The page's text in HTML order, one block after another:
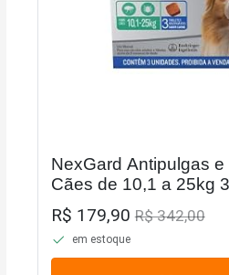
NexGard Antipulgas
Cães de 10,1 a 25kg
R$ 179,90R$ 342,00
em estoque